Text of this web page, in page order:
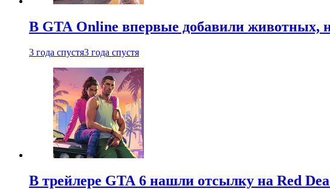
В GTA Online впервые добавили животных,
3 года спустя3 года спустя
В трейлере GTA 6 нашли отсылку на Red